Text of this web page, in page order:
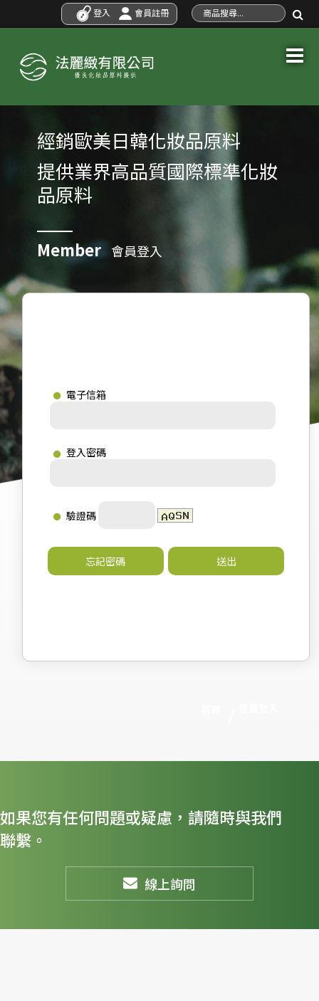
登入 會員註冊
經銷歐美日韓化妝品原料
提供業界高品質國際標準化妝
品原料
Member 會員登入
電子信箱
登入密碼
驗證碼
忘記密碼 送出
如果您有任何問題或疑慮，請隨時與我們
聯繫。
線上詢問